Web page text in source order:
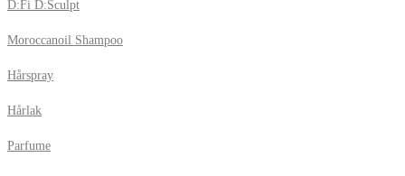
D:Fi D:Sculpt
Moroccanoil Shampoo
Hårspray
Hårlak
Parfume